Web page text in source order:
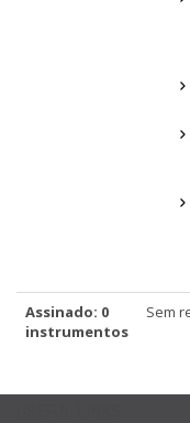
Assinado: 0
instrumentos
Sem